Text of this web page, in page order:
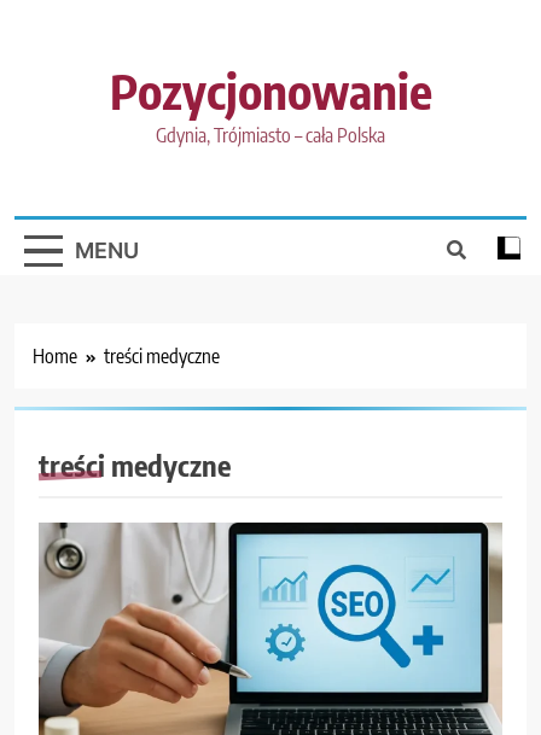
Pozycjonowanie
Gdynia, Trójmiasto – cała Polska
MENU
Home treści medyczne
treści medyczne